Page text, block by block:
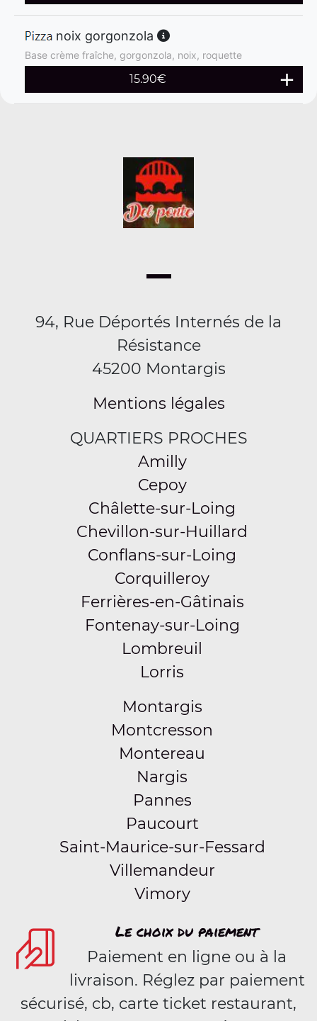
noix gorgonzola
Base crème fraîche, gorgonzola, noix, roquette
15.90€
94, Rue Déportés Internés de la
Résistance
45200 Montargis
Mentions légales
QUARTIERS PROCHES
Amilly
Cepoy
Châlette-sur-Loing
Chevillon-sur-Huillard
Conflans-sur-Loing
Corquilleroy
Ferrières-en-Gâtinais
Fontenay-sur-Loing
Lombreuil
Lorris
Montargis
Montcresson
Montereau
Nargis
Pannes
Paucourt
Saint-Maurice-sur-Fessard
Villemandeur
Vimory
Le choix du paiement
Paiement en ligne ou à la
livraison. Réglez par paiement
sécurisé, cb, carte ticket restaurant,